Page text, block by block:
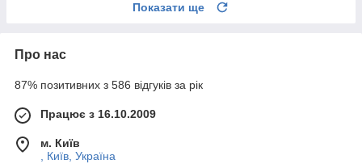
Показати ще
Про нас
87% позитивних з 586 відгуків за рік
Працює з 16.10.2009
м. Київ
, Київ, Україна